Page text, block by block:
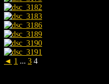
◄ 1 ... 3 4